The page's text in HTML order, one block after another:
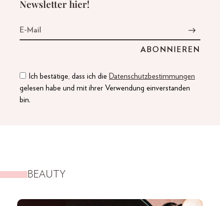
Newsletter hier!
Ich bestätige, dass ich die
Datenschutzbestimmungen
gelesen habe und mit ihrer Verwendung einverstanden
bin.
BEAUTY